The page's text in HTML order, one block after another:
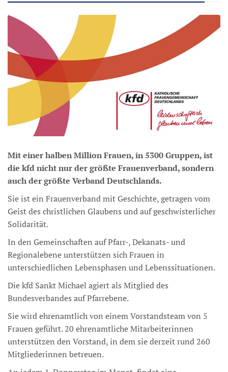
Mit einer halben Million Frauen, in 5300 Gruppen, ist
die kfd nicht nur der größte Frauenverband, sondern
auch der größte Verband Deutschlands.
Sie ist ein Frauenverband mit Geschichte, getragen vom
Geist des christlichen Glaubens und auf geschwisterlicher
Solidarität.
In den Gemeinschaften auf Pfarr-, Dekanats- und
Regionalebene unterstützen sich Frauen in
unterschiedlichen Lebensphasen und Lebenssituationen.
Die kfd Sankt Michael agiert als Mitglied des
Bundesverbandes auf Pfarrebene.
Sie wird ehrenamtlich von einem Vorstandsteam von 5
Frauen geführt. 20 ehrenamtliche Mitarbeiterinnen
unterstützen den Vorstand, in dem sie derzeit rund 260
Mitgliederinnen betreuen.